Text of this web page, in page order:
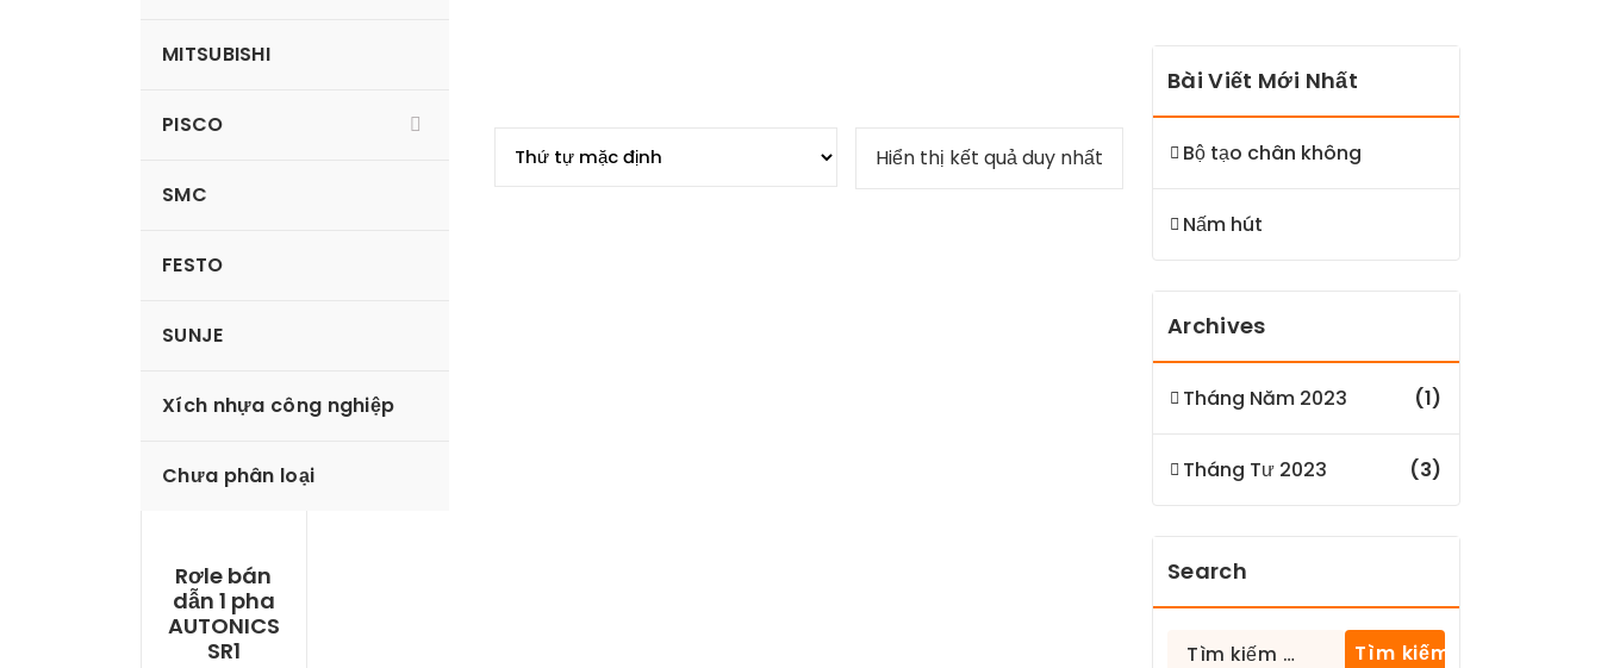
MITSUBISHI
PISCO
SMC
FESTO
SUNJE
Xích nhựa công nghiệp
Chưa phân loại
SR1-1475-N
Hiển thị kết quả duy nhất
Rơle bán
dẫn 1 pha
AUTONICS
SR1
Bài Viết Mới Nhất
Bộ tạo chân không
Nấm hút
Archives
Tháng Năm 2023 (1)
Tháng Tư 2023 (3)
Search
Tìm